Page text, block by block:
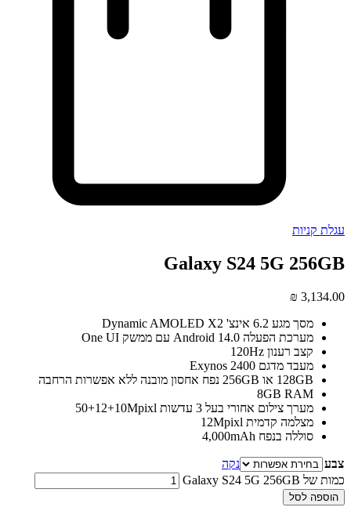
עגלת קניות
Galaxy S24 5G 256GB
₪3,134.00
מסך מגע 6.2 אינצ' Dynamic AMOLED X2
מערכת הפעלה Android 14.0 עם ממשק One UI
קצב רענון 120Hz
מעבד מדגם Exynos 2400
128GB או 256GB נפח אחסון מובנה ללא אפשרות הרחבה
8GB RAM
מערך צילום אחורי בעל 3 עדשות 50+12+10Mpixl
מצלמה קדמית 12Mpixl
סוללה בנפח 4,000mAh
צבע
נקה
כמות של Galaxy S24 5G 256GB
הוספה לסל